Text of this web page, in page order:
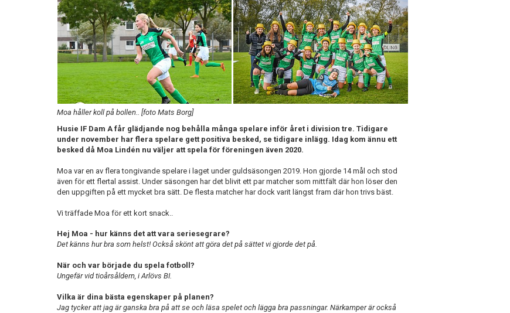
Moa håller koll på bollen.. [foto Mats Borg]
Husie IF Dam A får glädjande nog behålla många spelare inför året i division tre. Tidigare
under november har flera spelare gett positiva besked, se tidigare inlägg. Idag kom ännu ett
besked då Moa Lindén nu väljer att spela för föreningen även 2020.
Moa var en av flera tongivande spelare i laget under guldsäsongen 2019. Hon gjorde 14 mål och stod
även för ett flertal assist. Under säsongen har det blivit ett par matcher som mittfält där hon löser den
den uppgiften på ett mycket bra sätt. De flesta matcher har dock varit längst fram där hon trivs bäst.
Vi träffade Moa för ett kort snack..
Hej Moa - hur känns det att vara seriesegrare?
Det känns hur bra som helst! Också skönt att göra det på sättet vi gjorde det på.
När och var började du spela fotboll?
Ungefär vid tioårsåldern, i Arlövs BI.
Vilka är dina bästa egenskaper på planen?
Jag tycker att jag är ganska bra på att se och läsa spelet och lägga bra passningar. Närkamper är också